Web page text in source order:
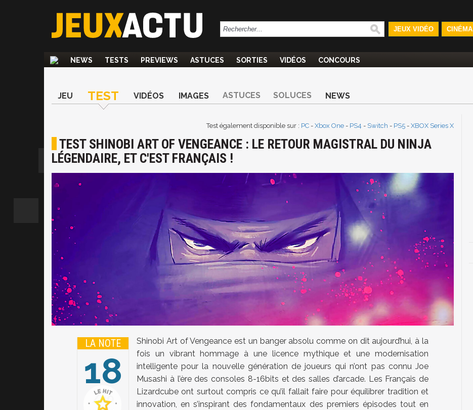
JEUX VIDÉO CINÉMA
NEWS TESTS PREVIEWS ASTUCES SORTIES VIDÉOS CONCOURS
JEU TEST VIDÉOS IMAGES ASTUCES SOLUCES NEWS
Test également disponible sur : PC - Xbox One - PS4 - Switch - PS5 - XBOX Series X
TEST SHINOBI ART OF VENGEANCE : LE RETOUR MAGISTRAL DU NINJA
LÉGENDAIRE, ET C'EST FRANÇAIS !
LA NOTE
18
20
Shinobi Art of Vengeance est un banger absolu comme on dit aujourd’hui, à la
fois un vibrant hommage à une licence mythique et une modernisation
intelligente pour la nouvelle génération de joueurs qui n’ont pas connu Joe
Musashi à l’ère des consoles 8-16bits et des salles d’arcade. Les Français de
Lizardcube ont surtout compris ce qu’il fallait faire pour équilibrer tradition et
innovation, en s’inspirant des fondamentaux des premiers épisodes tout en